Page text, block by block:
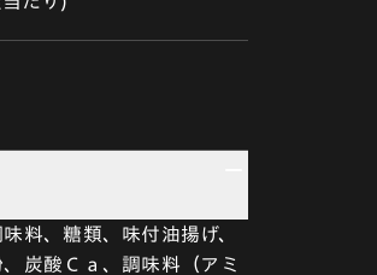
料、糖類、味付油揚げ、
炭酸Ｃａ、調味料（アミ